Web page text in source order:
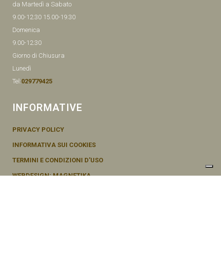
da Martedì a Sabato
9.00-12.30 15.00-19.30
Domenica
9.00-12.30
Giorno di Chiusura
Lunedì
Tel:029779425
INFORMATIVE
PRIVACY POLICY
INFORMATIVA SUI COOKIES
TERMINI E CONDIZIONI D’USO
WEBDESIGN: MAGNETIKA